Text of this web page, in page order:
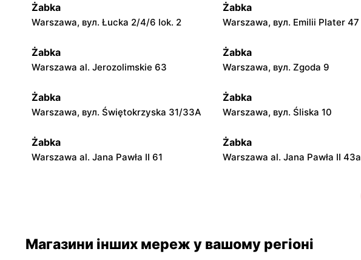
Żabka
Warszawa, вул. Łucka 2/4/6 lok. 2
Żabka
Warszawa, вул. Emilii Plater 47
Żabka
Warszawa al. Jerozolimskie 63
Żabka
Warszawa, вул. Zgoda 9
Żabka
Warszawa, вул. Świętokrzyska 31/33A
Żabka
Warszawa, вул. Śliska 10
Żabka
Warszawa al. Jana Pawła II 61
Żabka
Warszawa al. Jana Pawła II 43a
Żabka Żabka
Магазини інших мереж у вашому регіоні